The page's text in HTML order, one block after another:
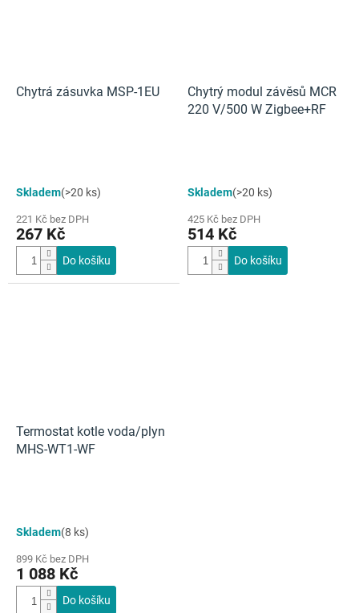
Chytrá zásuvka MSP-1EU
Skladem(>20 ks)
221 Kč bez DPH
267 Kč
Do košíku
Chytrý modul závěsů MCR
220 V/500 W Zigbee+RF
Skladem(>20 ks)
425 Kč bez DPH
514 Kč
Do košíku
Termostat kotle voda/plyn
MHS-WT1-WF
hodnocení
je
5,0
Skladem(8 ks)
899 Kč bez DPH
1 088 Kč
Do košíku